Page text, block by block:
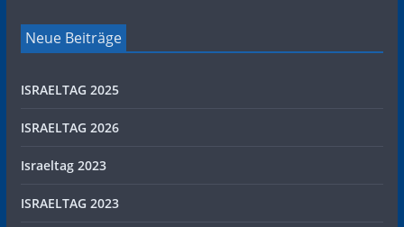
Neue Beiträge
ISRAELTAG 2025
ISRAELTAG 2026
Israeltag 2023
ISRAELTAG 2023